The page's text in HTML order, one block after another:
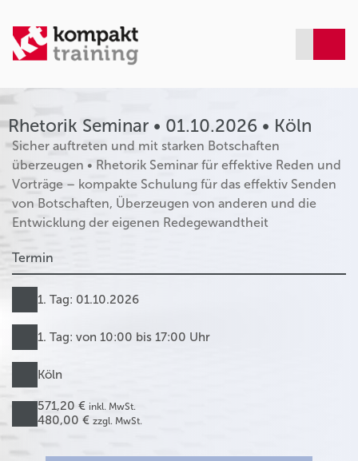
Rhetorik Seminar • 01.10.2026 • Köln
Sicher auftreten und mit starken Botschaften
überzeugen • Rhetorik Seminar für effektive Reden und
Vorträge – kompakte Schulung für das effektiv Senden
von Botschaften, Überzeugen von anderen und die
Entwicklung der eigenen Redegewandtheit
Termin
1. Tag: 01.10.2026
1. Tag: von 10:00 bis 17:00 Uhr
Köln
571,20 € inkl. MwSt.
480,00 € zzgl. MwSt.